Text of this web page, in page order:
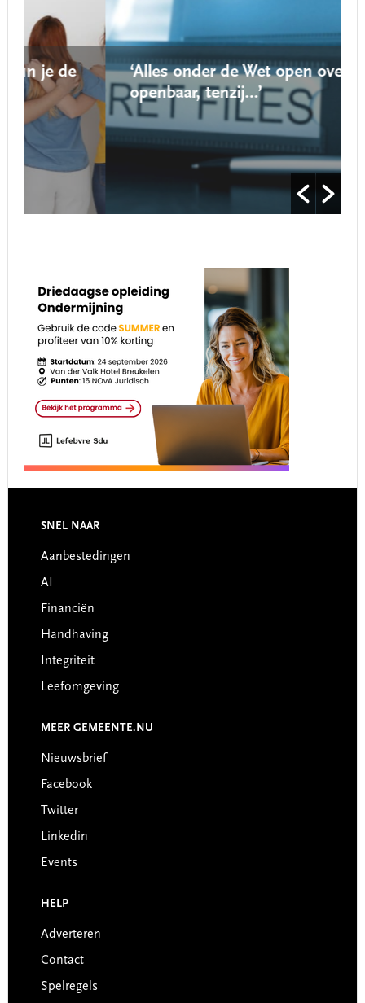
‘Alles onder de Wet open overheid is
openbaar, tenzij…’
Footer
SNEL NAAR
Aanbestedingen
AI
Financiën
Handhaving
Integriteit
Leefomgeving
MEER GEMEENTE.NU
Nieuwsbrief
Facebook
Twitter
Linkedin
Events
HELP
Adverteren
Contact
Spelregels